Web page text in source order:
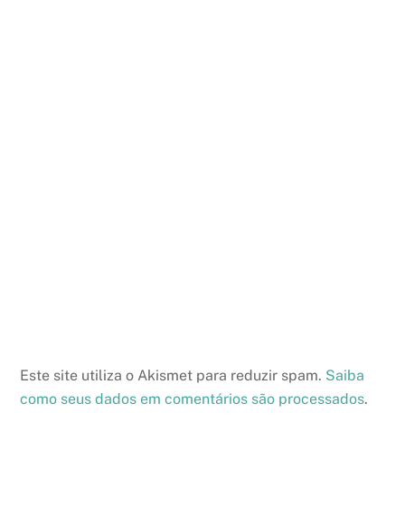
Este site utiliza o Akismet para reduzir spam. Saiba
como seus dados em comentários são processados.